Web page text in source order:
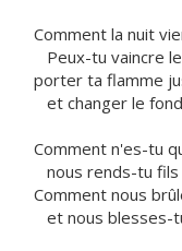
Comment la nuit
Peux-tu vaincre
porter ta flamme
et changer le
Comment n'es-tu
nous rends-tu fils
Comment nous
et nous blesses-